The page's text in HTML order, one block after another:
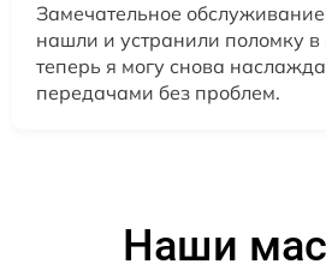
Замечательное
нашли и устранили поломку в
теперь я могу снова
передачами без проблем.
Наши